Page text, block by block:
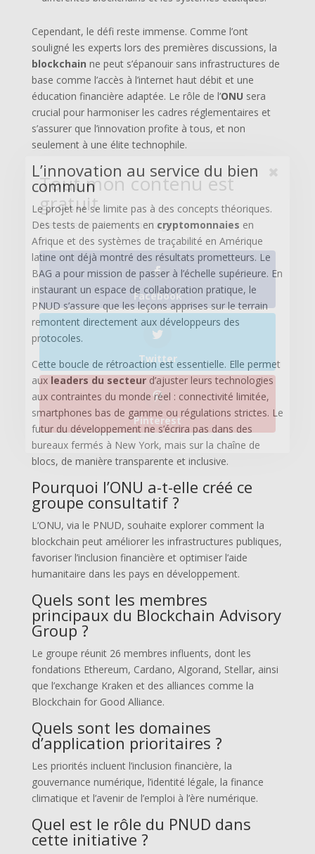
Cependant, le défi reste immense. Comme l’ont
souligné les experts lors des premières discussions, la
blockchain ne peut s’épanouir sans infrastructures de
base comme l’accès à l’internet haut débit et une
éducation financière adaptée. Le rôle de l’ONU sera
crucial pour harmoniser les cadres réglementaires et
s’assurer que l’innovation profite à tous, et non
seulement à une élite technophile.
L’innovation au service du bien
commun
Le projet ne se limite pas à des concepts théoriques.
Des tests de paiements en cryptomonnaies en
Afrique et des systèmes de traçabilité en Amérique
latine ont déjà montré des résultats prometteurs. Le
BAG a pour mission de passer à l’échelle supérieure. En
instaurant un espace de collaboration pratique, le
PNUD s’assure que les leçons apprises sur le terrain
remontent directement aux développeurs des
protocoles.
Cette boucle de rétroaction est essentielle. Elle permet
aux leaders du secteurd’ajuster leurs technologies
aux contraintes du monde réel : connectivité limitée,
smartphones bas de gamme ou régulations strictes. Le
futur du développement ne s’écrira pas dans des
bureaux fermés à New York, mais sur la chaîne de
blocs, de manière transparente et inclusive.
Pourquoi l’ONU a-t-elle créé ce
groupe consultatif ?
L’ONU, via le PNUD, souhaite explorer comment la
blockchain peut améliorer les infrastructures publiques,
favoriser l’inclusion financière et optimiser l’aide
humanitaire dans les pays en développement.
Quels sont les membres
principaux du Blockchain Advisory
Group ?
Le groupe réunit 26 membres influents, dont les
fondations Ethereum, Cardano, Algorand, Stellar, ainsi
que l’exchange Kraken et des alliances comme la
Blockchain for Good Alliance.
Quels sont les domaines
d’application prioritaires ?
Les priorités incluent l’inclusion financière, la
gouvernance numérique, l’identité légale, la finance
climatique et l’avenir de l’emploi à l’ère numérique.
Quel est le rôle du PNUD dans
cette initiative ?
Tout mon contenu est
gratuit
Merci de m'aider à le partager !
Facebook
Twitter
Pinterest